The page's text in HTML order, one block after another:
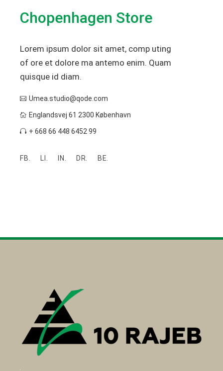
Chopenhagen Store
Lorem ipsum dolor sit amet, comp uting
of ore et dolore ma antemo enim. Quam
quisque id diam.
Umea.studio@qode.com
Englandsvej 61 2300 København
+ 668 66 448 6452 99
FB. LI. IN. DR. BE.